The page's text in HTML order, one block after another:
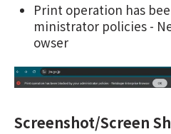
Print operation has
ministrator policies -
owser
Screenshot/Screen